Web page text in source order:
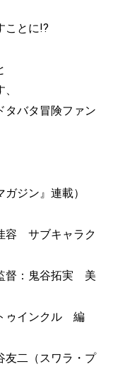
ことに!?
タバタ冒険ファン
ガジン』連載）
容 サブキャラク
督：鬼谷拓実 美
ゥインクル 編
二（スワラ・プ